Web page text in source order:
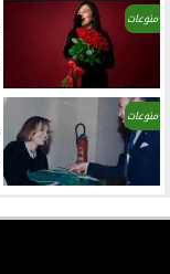
منوعات
منوعات